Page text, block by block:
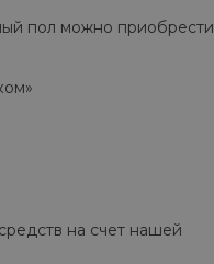
пол можно приобрести
на счет нашей